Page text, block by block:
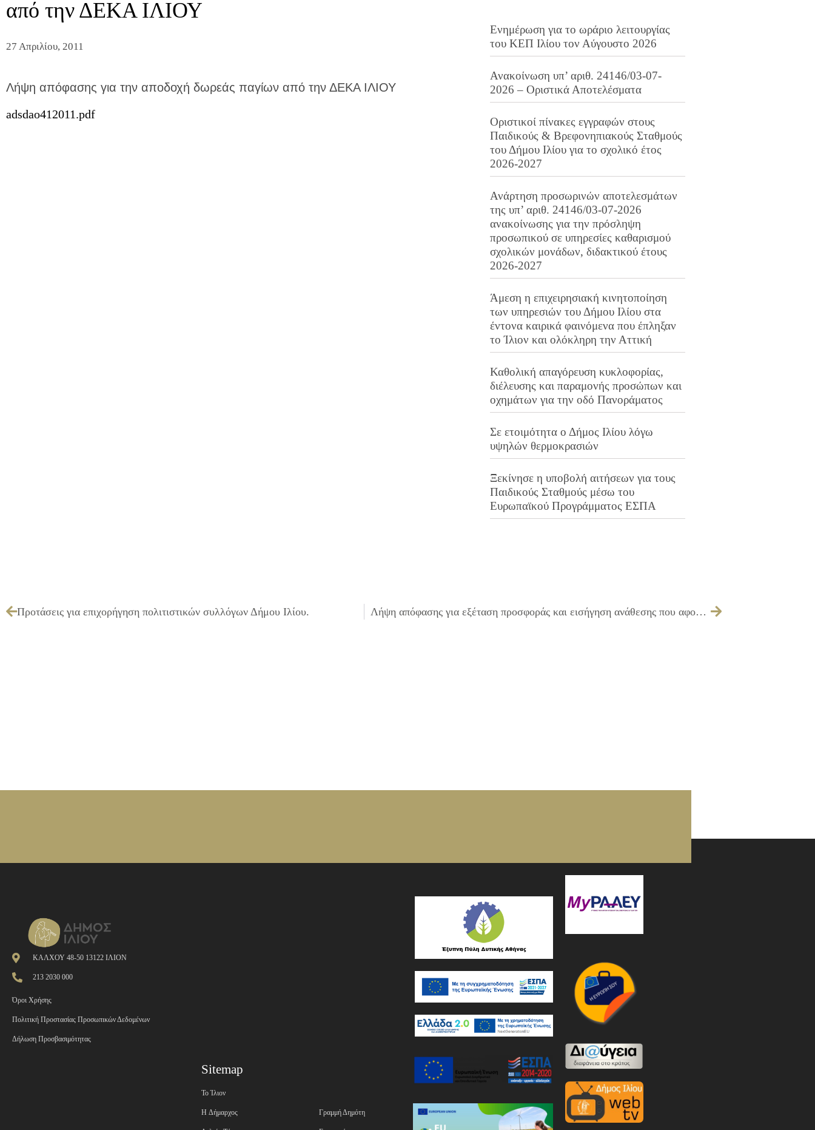
από την ΔΕΚΑ ΙΛΙΟΥ
27 Απριλίου, 2011
Λήψη απόφασης για την αποδοχή δωρεάς παγίων από την ΔΕΚΑ ΙΛΙΟΥ
adsdao412011.pdf
Ενημέρωση για το ωράριο λειτουργίας
του ΚΕΠ Ιλίου τον Αύγουστο 2026
Ανακοίνωση υπ’ αριθ. 24146/03-07-
2026 – Οριστικά Αποτελέσματα
Οριστικοί πίνακες εγγραφών στους
Παιδικούς & Βρεφονηπιακούς Σταθμούς
του Δήμου Ιλίου για το σχολικό έτος
2026-2027
Ανάρτηση προσωρινών αποτελεσμάτων
της υπ’ αριθ. 24146/03-07-2026
ανακοίνωσης για την πρόσληψη
προσωπικού σε υπηρεσίες καθαρισμού
σχολικών μονάδων, διδακτικού έτους
2026-2027
Άμεση η επιχειρησιακή κινητοποίηση
των υπηρεσιών του Δήμου Ιλίου στα
έντονα καιρικά φαινόμενα που έπληξαν
το Ίλιον και ολόκληρη την Αττική
Καθολική απαγόρευση κυκλοφορίας,
διέλευσης και παραμονής προσώπων και
οχημάτων για την οδό Πανοράματος
Σε ετοιμότητα ο Δήμος Ιλίου λόγω
υψηλών θερμοκρασιών
Ξεκίνησε η υποβολή αιτήσεων για τους
Παιδικούς Σταθμούς μέσω του
Ευρωπαϊκού Προγράμματος ΕΣΠΑ
Προτάσεις για επιχορήγηση πολιτιστικών συλλόγων Δήμου Ιλίου. Λήψη απόφασης για εξέταση προσφοράς και εισήγηση ανάθεσης που αφορά την λειτουργία θερινού δημοτικού κινηματογράφου
ΚΑΛΧΟΥ 48-50 13122 ΙΛΙΟΝ
213 2030 000
Όροι Χρήσης
Πολιτική Προστασίας Προσωπικών Δεδομένων
Δήλωση Προσβασιμότητας
Sitemap
Το Ίλιον
H Δήμαρχος Γραμμή Δημότη